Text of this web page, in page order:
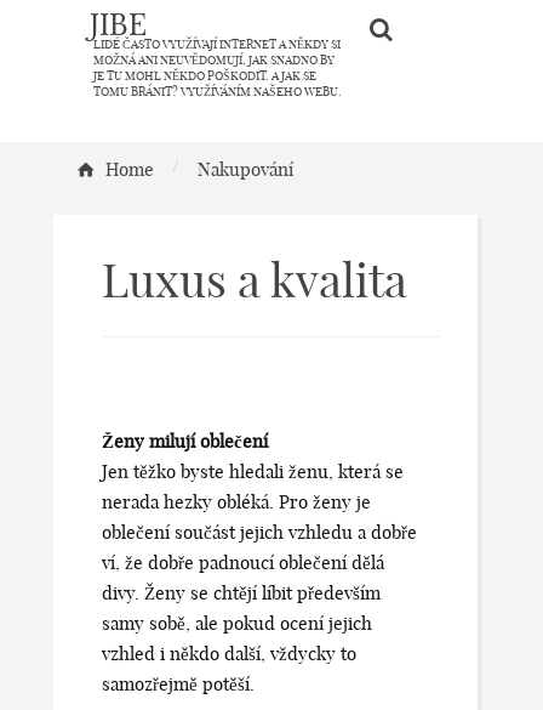
JIBE
LIDÉ ČASTO VYUŽÍVAJÍ INTERNET A NĚKDY SI
MOŽNÁ ANI NEUVĚDOMUJÍ, JAK SNADNO BY
JE TU MOHL NĚKDO POŠKODIT. A JAK SE
TOMU BRÁNIT? VYUŽÍVÁNÍM NAŠEHO WEBU.
Home / Nakupování
Luxus a kvalita
Ženy milují oblečení
Jen těžko byste hledali ženu, která se
nerada hezky obléká. Pro ženy je
oblečení součást jejich vzhledu a dobře
ví, že dobře padnoucí oblečení dělá
divy. Ženy se chtějí líbit především
samy sobě, ale pokud ocení jejich
vzhled i někdo další, vždycky to
samozřejmě potěší.